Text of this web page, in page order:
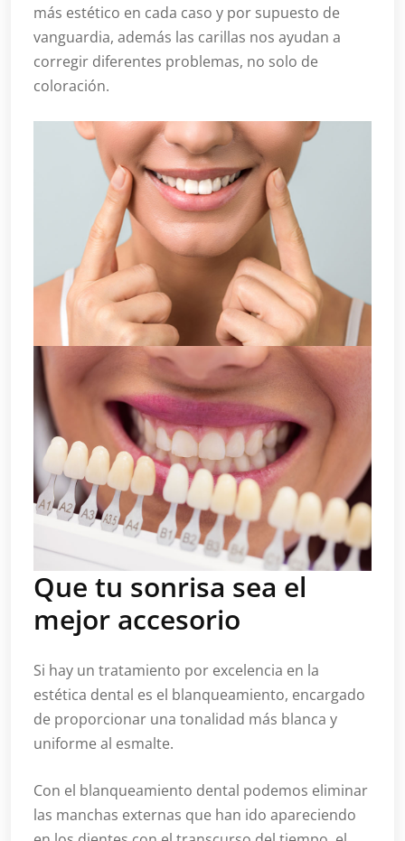
más estético en cada caso y por supuesto de
vanguardia, además las carillas nos ayudan a
corregir diferentes problemas, no solo de
coloración.
Que tu sonrisa sea el
mejor accesorio
Si hay un tratamiento por excelencia en la
estética dental es el blanqueamiento, encargado
de proporcionar una tonalidad más blanca y
uniforme al esmalte.
Con el blanqueamiento dental podemos eliminar
las manchas externas que han ido apareciendo